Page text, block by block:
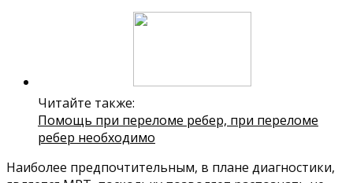
Читайте также:
Помощь при переломе ребер, при переломе
ребер необходимо
Наиболее предпочтительным, в плане диагностики,